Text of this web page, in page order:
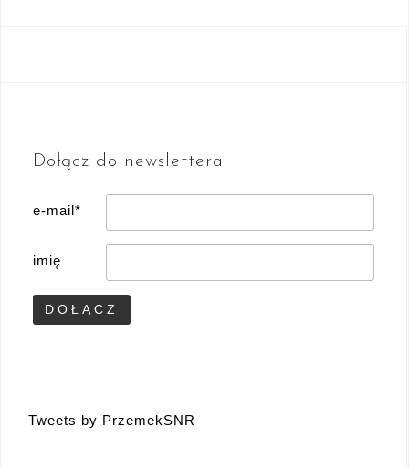
Dołącz do newslettera
e-mail*
imię
Tweets by PrzemekSNR